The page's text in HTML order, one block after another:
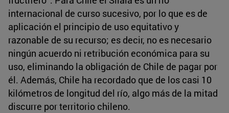
internacional de curso sucesivo, por lo que es de
aplicación el principio de uso equitativo y
razonable de su recurso; es decir, no es necesario
ningún acuerdo ni retribución económica para su
uso, eliminando la obligación de Chile de pagar por
él. Además, Chile ha recordado que de los casi 10
kilómetros de longitud del río, algo más de la mitad
discurre por territorio chileno.